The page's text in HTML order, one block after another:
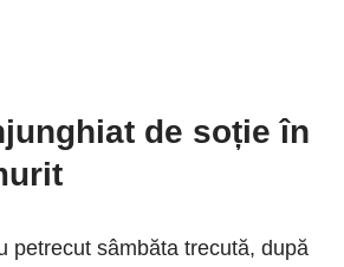
de soție în
petrecut sâmbăta trecută, după